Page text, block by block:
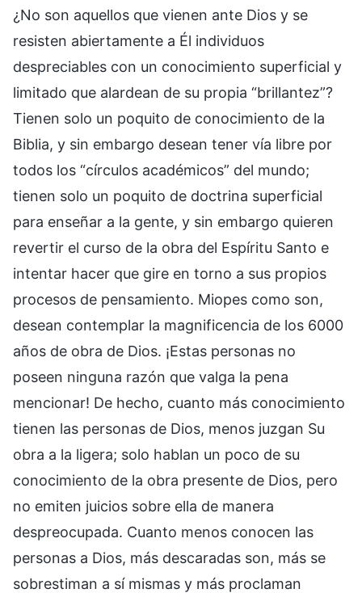
¿No son aquellos que vienen ante Dios y se
resisten abiertamente a Él individuos
despreciables con un conocimiento superficial y
limitado que alardean de su propia “brillantez”?
Tienen solo un poquito de conocimiento de la
Biblia, y sin embargo desean tener vía libre por
todos los “círculos académicos” del mundo;
tienen solo un poquito de doctrina superficial
para enseñar a la gente, y sin embargo quieren
revertir el curso de la obra del Espíritu Santo e
intentar hacer que gire en torno a sus propios
procesos de pensamiento. Miopes como son,
desean contemplar la magnificencia de los 6000
años de obra de Dios. ¡Estas personas no
poseen ninguna razón que valga la pena
mencionar! De hecho, cuanto más conocimiento
tienen las personas de Dios, menos juzgan Su
obra a la ligera; solo hablan un poco de su
conocimiento de la obra presente de Dios, pero
no emiten juicios sobre ella de manera
despreocupada. Cuanto menos conocen las
personas a Dios, más descaradas son, más se
sobrestiman a sí mismas y más proclaman